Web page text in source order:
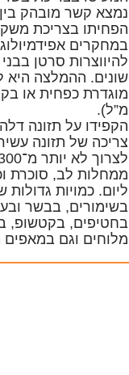
נמצא קשר מובהק
הפחיתו בצריכת
במחקרים
להיווצרות סרטן
מ”ל).
הקפידו על תזונה
צריכה של תזונה
ליום. כמויות
בשימורים, בבשר
בחטיפים, בקטשופ,
מלוחים וגם במאפים